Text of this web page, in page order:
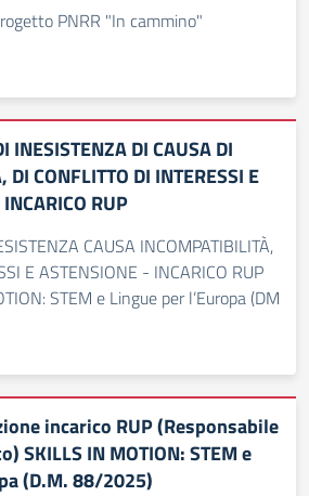
PNRR "In cammino"
INESISTENZA DI CAUSA DI
DI CONFLITTO DI INTERESSI E
RUP
CAUSA INCOMPATIBILITÀ,
E ASTENSIONE - INCARICO RUP
STEM e Lingue per l’Europa (DM
incarico RUP (Responsabile
SKILLS IN MOTION: STEM e
(D.M. 88/2025)